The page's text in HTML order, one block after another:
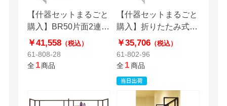
【什器セットまるごと
購入】BR50片面2連結
セット
￥41,558（税込）
61-808-28
全 1商品
【什器セットまるごと
購入】折りたたみ式ス
リット什器セット
￥35,706（税込）
61-802-96
全1商品